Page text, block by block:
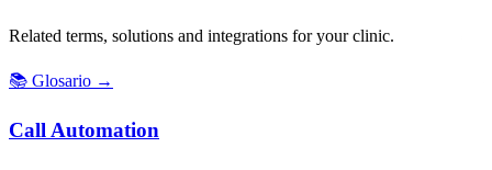
Related terms, solutions and integrations for your clinic.
📚 Glosario →
Call Automation